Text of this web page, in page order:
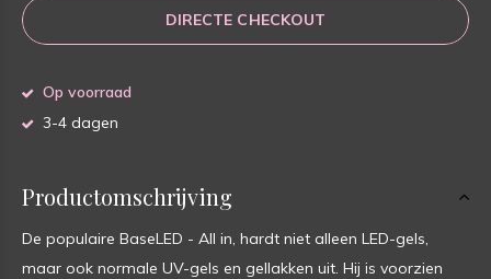
DIRECTE CHECKOUT
Op voorraad
3-4 dagen
Productomschrijving
De populaire BaseLED - All in, hardt niet alleen LED-gels,
maar ook normale UV-gels en gellakken uit. Hij is voorzien